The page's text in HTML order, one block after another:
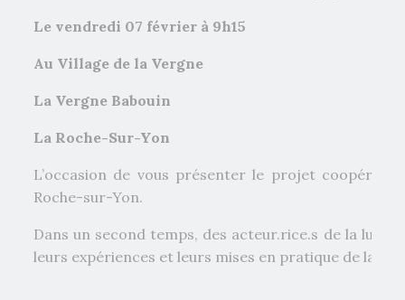
Le vendredi 07 février à 9h15
Au Village de la Vergne
La Vergne Babouin
La Roche-Sur-Yon
L’occasion de vous présenter le projet
Roche-sur-Yon.
Dans un second temps, des acteur.rice.s de la
leurs expériences et leurs mises en pratique de la